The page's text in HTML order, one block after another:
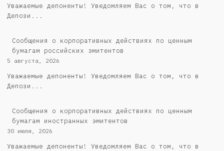
Уважаемые депоненты! Уведомляем Вас о том, что в
Депози...
Cообщения о корпоративных действиях по ценным
бумагам российских эмитентов
5 августа, 2026
Уважаемые депоненты! Уведомляем Вас о том, что в
Депози...
Сообщения о корпоративных действиях по ценным
бумагам иностранных эмитентов
30 июля, 2026
Уважаемые депоненты! Уведомляем Вас о том, что в